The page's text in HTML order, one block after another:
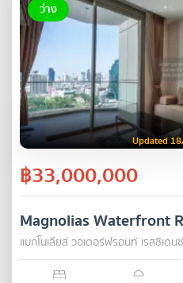
ว่าง
Updated
฿33,000,000
Magnolias Waterfront
แมกโนเลียส์ วอเตอร์ฟรอนท์ เรสซิเด